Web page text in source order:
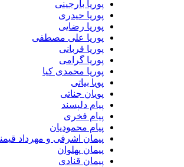
پوریا بارجینی
پوریا حیدری
پوریا رضایی
پوریا علی مصطفی
پوریا قربانی
پوریا گرامی
پوریا محمدی کیا
پویا بیاتی
پویان جناتی
پیام دلپسند
پیام فخری
پیام محمودیان
پیمان اشرفی و مهرداد قیمنی
پیمان پهلوان
پیمان قنادی